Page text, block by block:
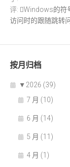
评:
Windows的符
访问时的跟随跳转
按月归档
▼ 2026 (39)
7 月 (10)
6 月 (14)
5 月 (11)
4 月 (1)